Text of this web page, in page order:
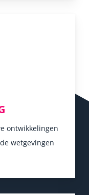
ontwikkelingen
wetgevingen